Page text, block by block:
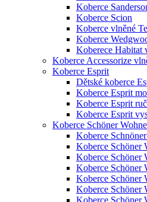
Koberce
Koberce Scion
Koberce vlněné
Koberce
Koberece Habitat
Koberce Accessorize
Koberce Esprit
Dětské koberce
Koberce Esprit
Koberce Esprit
Koberce Esprit
Koberce Schöner
Koberce
Koberce Schöner
Koberce Schöner
Koberce Schöner
Koberce Schöner
Koberce Schöner
Koberce Schöner